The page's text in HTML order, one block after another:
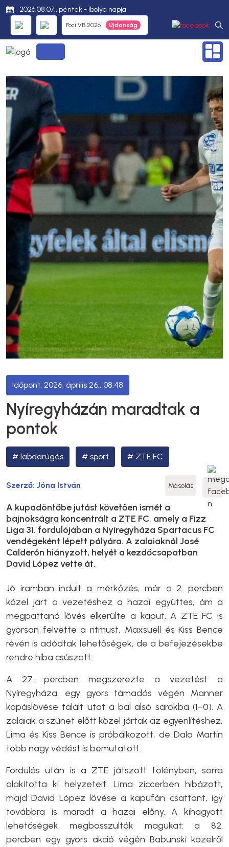
2026.08.07., péntek - Ibolya napja
Foci VB 2026
2026. április 26., 08:48
Nyíregyházán maradtak a
pontok
labdarúgás sport ZTE FC
Szerző: Jóna István Másolás
A kupadöntőbe jutást követően ismét a
bajnokságra koncentrált a ZTE FC, amely a Fizz
Liga 31. fordulójában a Nyíregyháza Spartacus FC
vendégeként lépett pályára. A zalaiaknál José
Calderón hiányzott, helyét a kezdőcsapatban
David López vette át.
Jó iramban indult a mérkőzés, már a 2. percben
közel járt a vezetéshez a hazai együttes, ám a
megpattanó lövés elkerülte a kaput. A ZTE FC is
gyorsan felvette a ritmust, Maxsuell és Kiss Bence
révén is adódtak lehetőségek, de a befejezésekbe
rendre hiba csúszott.
A 27. percben megszerezte a vezetést a
Nyíregyháza: egy gyors támadás végén Manner
kapáslövése talált utat a bal alsó sarokba (1–0). A
zalaiak a szünet előtt közel jártak az egyenlítéshez,
Lima és Kiss Bence is próbálkozott, de Dala Martin
több nagy védést is bemutatott.
Fordulás után is a ZTE játszott fölényben, sorra
alakította ki helyzeteit. Lima ziccerben hibázott,
majd David López lövése a kapufán csattant, így
továbbra is maradt a hazai előny. A kihagyott
lehetőségek megbosszulták magukat: a 82.
percben egy gyors akció végén Babunski közelről